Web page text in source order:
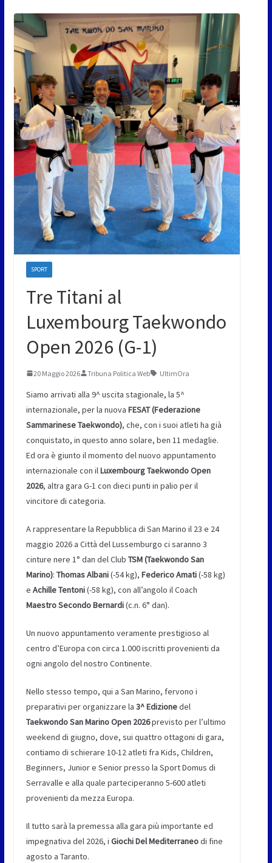
SPORT
Tre Titani al
Luxembourg Taekwondo
Open 2026 (G-1)
20 Maggio 2026 Tribuna Politica Web UltimOra
Siamo arrivati alla 9^ uscita stagionale, la 5^
internazionale, per la nuova FESAT (Federazione
Sammarinese Taekwondo), che, con i suoi atleti ha già
conquistato, in questo anno solare, ben 11 medaglie.
Ed ora è giunto il momento del nuovo appuntamento
internazionale con ilLuxembourg Taekwondo Open
2026, altra gara G-1 con dieci punti in palio per il
vincitore di categoria.
A rappresentare la Repubblica di San Marino il 23 e 24
maggio 2026 a Città del Lussemburgo ci saranno 3
cinture nere 1° dan del Club TSM (Taekwondo San
Marino): Thomas Albani(-54 kg), Federico Amati(-58 kg)
e Achille Tentoni(-58 kg), con all’angolo il Coach
Maestro Secondo Bernardi(c.n. 6° dan).
Un nuovo appuntamento veramente prestigioso al
centro d’Europa con circa 1.000 iscritti provenienti da
ogni angolo del nostro Continente.
Nello stesso tempo, qui a San Marino, fervono i
preparativi per organizzare la 3^ Edizionedel
Taekwondo San Marino Open 2026previsto per l’ultimo
weekend di giugno, dove, sui quattro ottagoni di gara,
contiamo di schierare 10-12 atleti fra Kids, Children,
Beginners, Junior e Senior presso la Sport Domus di
Serravalle e alla quale parteciperanno 5-600 atleti
provenienti da mezza Europa.
Il tutto sarà la premessa alla gara più importante ed
impegnativa del 2026, i Giochi Del Mediterraneodi fine
agosto a Taranto.